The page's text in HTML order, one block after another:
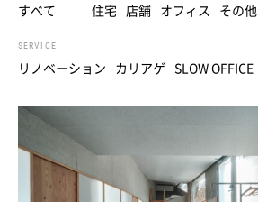
すべて 住宅 店舗 オフィス その他
SERVICE
リノベーション カリアゲ SLOW OFFICE